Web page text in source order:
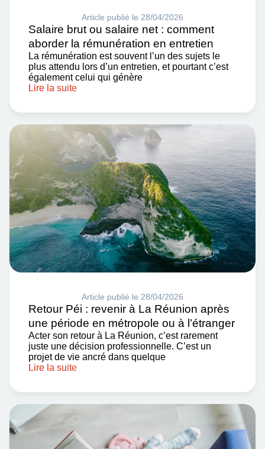
Article publié le 28/04/2026
Salaire brut ou salaire net : comment
aborder la rémunération en entretien
La rémunération est souvent l’un des sujets le
plus attendu lors d’un entretien, et pourtant c’est
également celui qui génère
Lire la suite
Article publié le 28/04/2026
Retour Péi : revenir à La Réunion après
une période en métropole ou à l’étranger
Acter son retour à La Réunion, c’est rarement
juste une décision professionnelle. C’est un
projet de vie ancré dans quelque
Lire la suite